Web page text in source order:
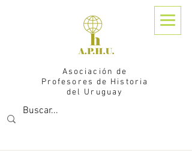
Asociación de
Profesores de Historia
del Uruguay